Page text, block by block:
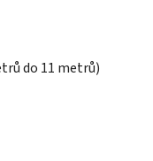
do 11 metrů)